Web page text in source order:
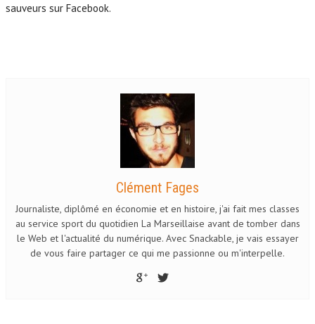
sauveurs sur Facebook.
Clément Fages
Journaliste, diplômé en économie et en histoire, j'ai fait mes classes
au service sport du quotidien La Marseillaise avant de tomber dans
le Web et l'actualité du numérique. Avec Snackable, je vais essayer
de vous faire partager ce qui me passionne ou m'interpelle.